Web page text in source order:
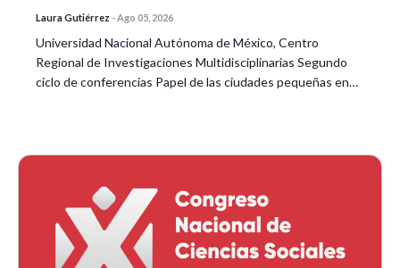
Laura Gutiérrez -Ago 05, 2026
Universidad Nacional Autónoma de México, Centro
Regional de Investigaciones Multidisciplinarias Segundo
ciclo de conferencias Papel de las ciudades pequeñas en…